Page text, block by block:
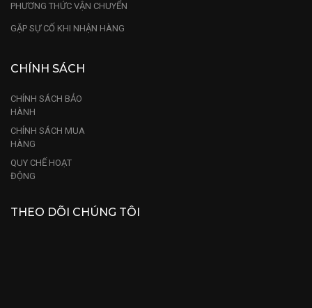
PHƯƠNG THỨC VẬN CHUYỂN
GẶP SỰ CỐ KHI NHẬN HÀNG
CHÍNH SÁCH
CHÍNH SÁCH BẢO
HÀNH
CHÍNH SÁCH MUA
HÀNG
QUY CHẾ HOẠT
ĐỘNG
THEO DÕI CHÚNG TÔI